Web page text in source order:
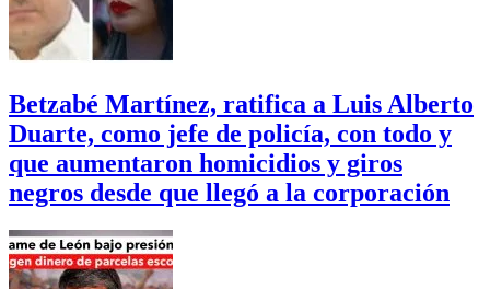
Betzabé Martínez, ratifica a Luis Alberto
Duarte, como jefe de policía, con todo y
que aumentaron homicidios y giros
negros desde que llegó a la corporación